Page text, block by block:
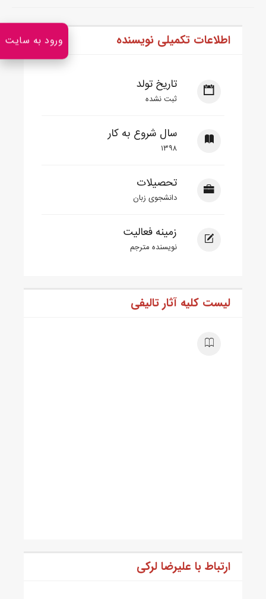
اطلاعات تکمیلی نویسنده
تاریخ تولد
ثبت نشده
سال شروع به کار
۱۳۹۸
تحصیلات
دانشجوی زبان
زمینه فعالیت
نویسنده مترجم
لیست کلیه آثار تالیفی
ارتباط با علیرضا لرکی
ورود به سایت